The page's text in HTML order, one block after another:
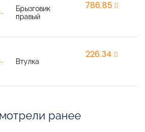
Брызговик
правый
786,85
Втулка
226,34
ранее